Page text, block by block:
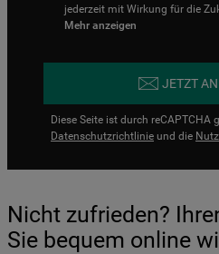
jederzeit mit Wirkung für die
Mehr anzeigen
JETZT
Diese Seite ist durch reCAPTCHA
Datenschutzrichtlinie und die
Nicht zufrieden?
Sie bequem online